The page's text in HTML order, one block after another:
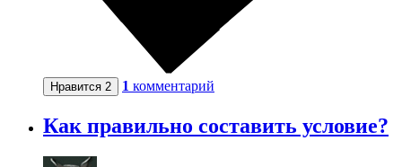
Нравится 2 1 комментарий
Как правильно составить условие?